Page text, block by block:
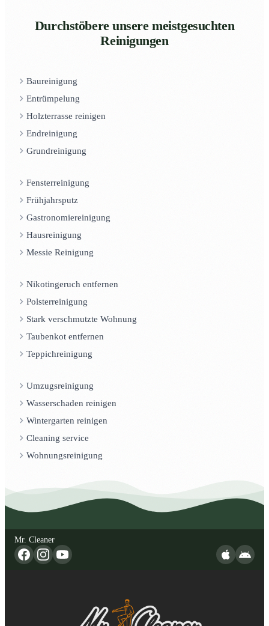
Durchstöbere unsere meistgesuchten
Reinigungen
Baureinigung
Entrümpelung
Holzterrasse reinigen
Endreinigung
Grundreinigung
Fensterreinigung
Frühjahrsputz
Gastronomiereinigung
Hausreinigung
Messie Reinigung
Nikotingeruch entfernen
Polsterreinigung
Stark verschmutzte Wohnung
Taubenkot entfernen
Teppichreinigung
Umzugsreinigung
Wasserschaden reinigen
Wintergarten reinigen
Cleaning service
Wohnungsreinigung
Mr. Cleaner